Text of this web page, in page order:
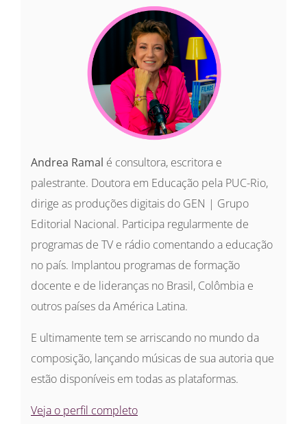
Andrea Ramal é consultora, escritora e
palestrante. Doutora em Educação pela PUC-Rio,
dirige as produções digitais do GEN | Grupo
Editorial Nacional. Participa regularmente de
programas de TV e rádio comentando a educação
no país. Implantou programas de formação
docente e de lideranças no Brasil, Colômbia e
outros países da América Latina.
E ultimamente tem se arriscando no mundo da
composição, lançando músicas de sua autoria que
estão disponíveis em todas as plataformas.
Veja o perfil completo